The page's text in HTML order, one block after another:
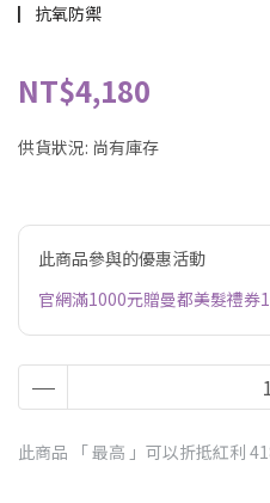
▏抗氧防禦
NT$4,180
供貨狀況: 尚有庫存
此商品參與的優惠活動
官網滿1000元贈曼都美髮禮券
此商品 「 最高 」可以折抵紅利